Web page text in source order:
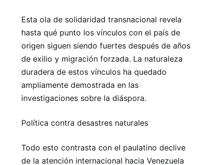
Esta ola de solidaridad transnacional revela
hasta qué punto los vínculos con el país de
origen siguen siendo fuertes después de años
de exilio y migración forzada. La naturaleza
duradera de estos vínculos ha quedado
ampliamente demostrada en las
investigaciones sobre la diáspora.
Política contra desastres naturales
Todo esto contrasta con el paulatino declive
de la atención internacional hacia Venezuela